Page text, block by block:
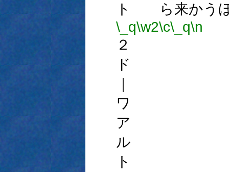
ト ら来かう
\_q\w2\c\_q\n
２
ド
ワ
ア
ル
ト